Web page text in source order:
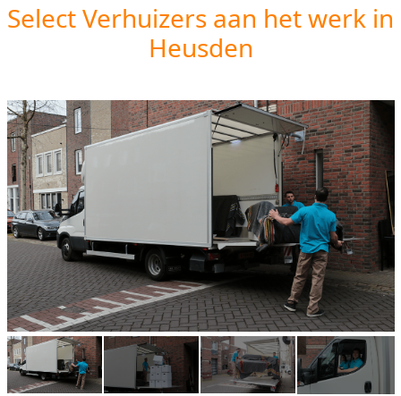
Select Verhuizers aan het werk in
Heusden